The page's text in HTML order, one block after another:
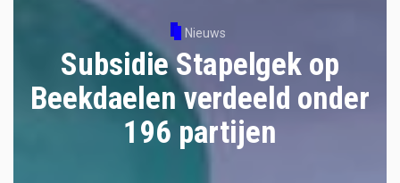
Nieuws
Subsidie Stapelgek op
Beekdaelen verdeeld onder
196 partijen